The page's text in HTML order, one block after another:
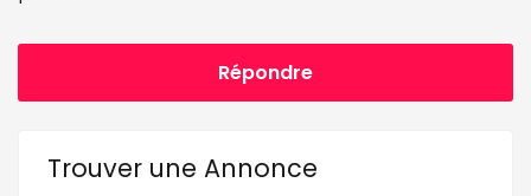
Répondre
Trouver une Annonce